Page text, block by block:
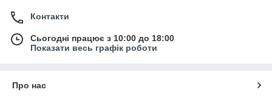
Контакти
Сьогодні працює з 10:00 до 18:00
Показати весь графік роботи
Про нас